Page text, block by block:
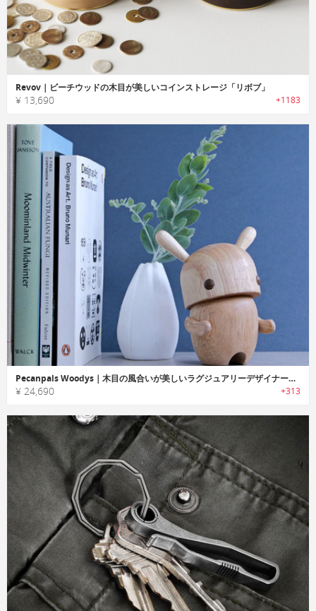
Revov｜ビーチウッドの木目が美しいコインストレージ「リボブ」
¥ 13,690 +1183
Pecanpals Woodys｜木目の風合いが美しいラグジュアリーデザイナーウッドトイ「ペカンパルウッディーズ」
¥ 24,690 +313